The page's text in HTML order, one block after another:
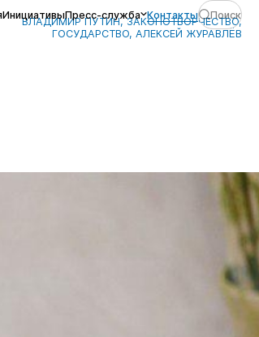
ИнициативыПресс-служба Контакты Поиск
ВЛАДИМИР ПУТИН, ЗАКОНОТВОРЧЕСТВО,
ГОСУДАРСТВО, АЛЕКСЕЙ ЖУРАВЛЁВ